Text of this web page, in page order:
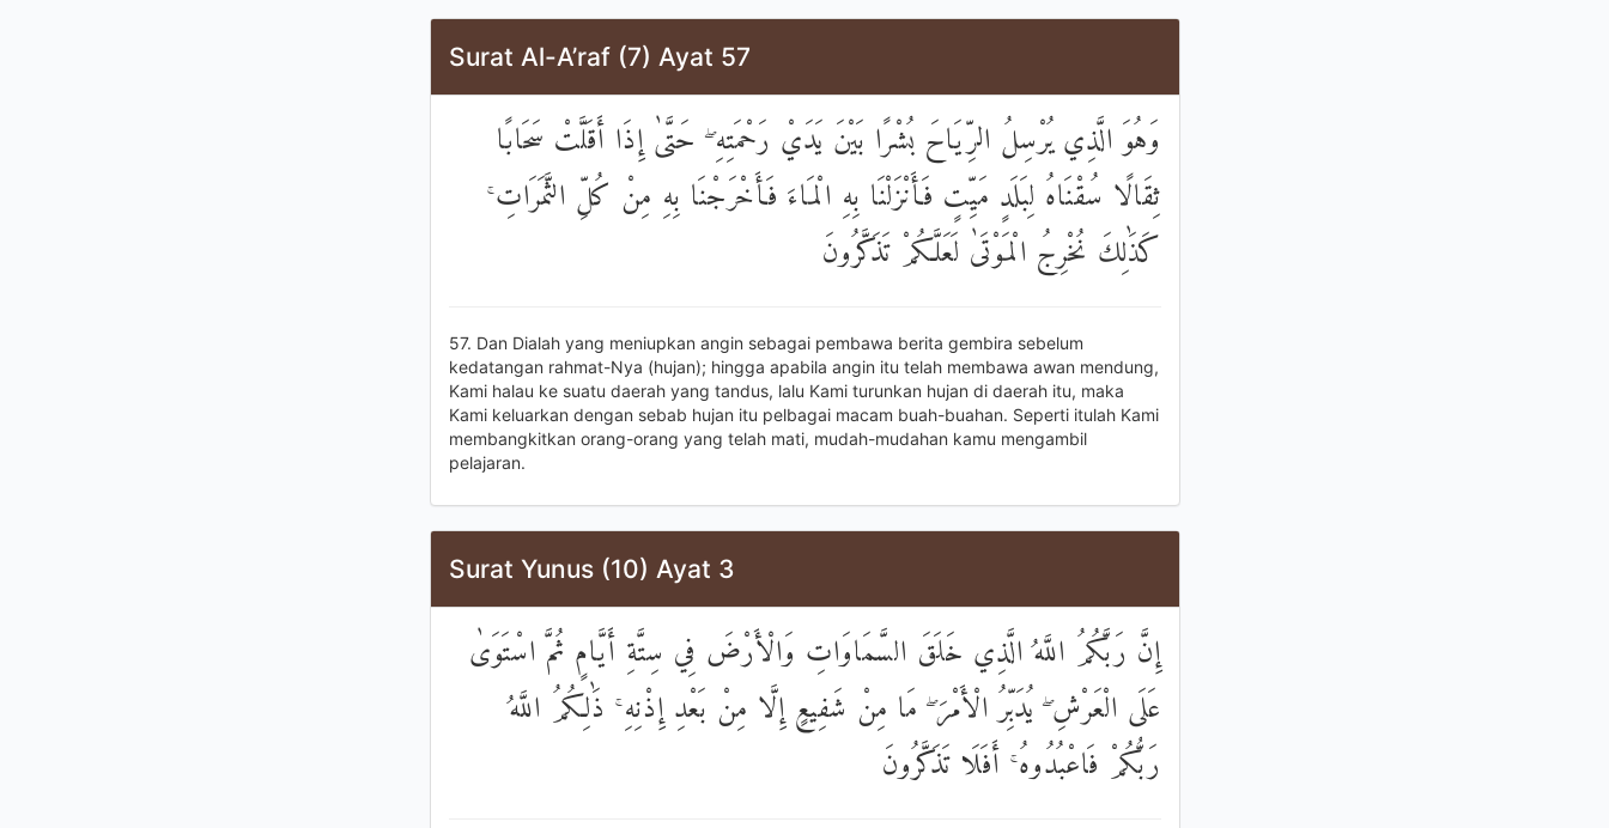
Surat Al-A’raf (7) Ayat 57
وَهُوَ الَّذِي يُرْسِلُ الرِّيَاحَ بُشْرًا بَيْنَ يَدَيْ رَحْمَتِهِ ۖ حَتَّىٰ إِذَا أَقَلَّتْ سَحَابًا
ثِقَالًا سُقْنَاهُ لِبَلَدٍ مَيِّتٍ فَأَنْزَلْنَا بِهِ الْمَاءَ فَأَخْرَجْنَا بِهِ مِنْ كُلِّ الثَّمَرَاتِ ۚ
كَذَٰلِكَ نُخْرِجُ الْمَوْتَىٰ لَعَلَّكُمْ تَذَكَّرُونَ
57. Dan Dialah yang meniupkan angin sebagai pembawa berita gembira sebelum
kedatangan rahmat-Nya (hujan); hingga apabila angin itu telah membawa awan mendung,
Kami halau ke suatu daerah yang tandus, lalu Kami turunkan hujan di daerah itu, maka
Kami keluarkan dengan sebab hujan itu pelbagai macam buah-buahan. Seperti itulah Kami
membangkitkan orang-orang yang telah mati, mudah-mudahan kamu mengambil
pelajaran.
Surat Yunus (10) Ayat 3
إِنَّ رَبَّكُمُ اللَّهُ الَّذِي خَلَقَ السَّمَاوَاتِ وَالْأَرْضَ فِي سِتَّةِ أَيَّامٍ ثُمَّ اسْتَوَىٰ
عَلَى الْعَرْشِ ۖ يُدَبِّرُ الْأَمْرَ ۖ مَا مِنْ شَفِيعٍ إِلَّا مِنْ بَعْدِ إِذْنِهِ ۚ ذَٰلِكُمُ اللَّهُ
رَبُّكُمْ فَاعْبُدُوهُ ۚ أَفَلَا تَذَكَّرُونَ